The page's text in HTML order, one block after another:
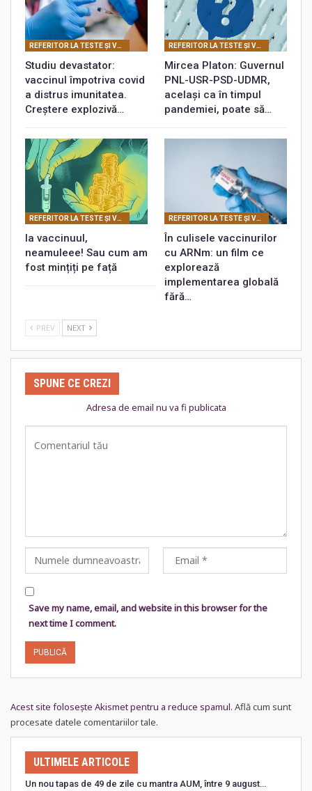
REFERITOR LA TESTE ŞI VACCINURI
Studiu devastator:
vaccinul împotriva covid
a distrus imunitatea.
Creștere explozivă…
REFERITOR LA TESTE ŞI VACCINURI
Mircea Platon: Guvernul
PNL-USR-PSD-UDMR,
același ca în timpul
pandemiei, poate să…
REFERITOR LA TESTE ŞI VACCINURI
Ia vaccinuul,
neamuleee! Sau cum am
fost mințiți pe față
REFERITOR LA TESTE ŞI VACCINURI
În culisele vaccinurilor
cu ARNm: un film ce
explorează
implementarea globală
fără…
PREV NEXT
SPUNE CE CREZI
Adresa de email nu va fi publicata
Save my name, email, and website in this browser for the
next time I comment.
Acest site folosește Akismet pentru a reduce spamul. Află cum sunt
procesate datele comentariilor tale.
ULTIMELE ARTICOLE
Un nou tapas de 49 de zile cu mantra AUM, între 9 august…